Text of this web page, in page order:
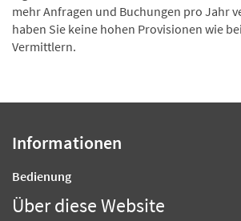
mehr Anfragen und Buchungen pro Jahr
haben Sie keine hohen Provisionen wie
Vermittlern.
Informationen
Bedienung
Über diese Website